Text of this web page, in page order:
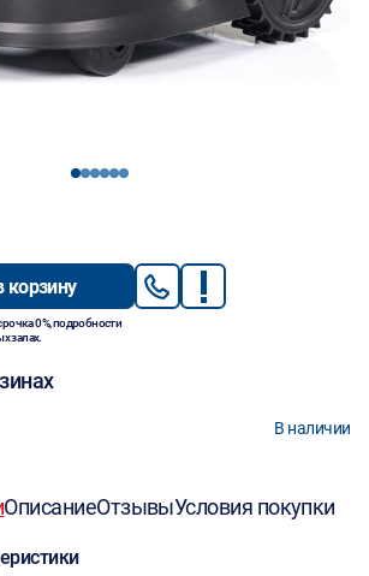
123456
корзину
0%, подробности
залах.
В наличии
ОписаниеОтзывыУсловия покупки